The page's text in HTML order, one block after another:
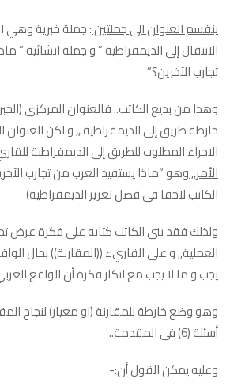
ينقسم العنوان الى جملتين: جملة خبرية وهي
الانتقال إلى الديمقراطية ” و جملة انشائية ”
تجارب الآخرين؟”
وهذا من بديع الكاتب.. فالعنوان المركزى
خارطة طريق إلى الديمقراطية ,, و لكن العنوان
الاجراء المطلوب للطريق إلى الديمقراطية
الأمر,,وهو “ماذا يستفيد العرب من تجارب
الكاتب لاحقا فى فصل تعزيز الديمقراطية)
ولذلك فقد بنى الكاتب كتابه على فكرة عرض
العملية,, و على القاريء ((المقارنة)) بحال
يجب و ما لا يجب مع انكار فكرة أن الواقع
وهو وضع خارطة للمقارنة (او معيار) لنجاح
أسئلة (6) فى المقدمة..
وعليه يمكن القول أن:-